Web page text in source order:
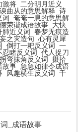
激将 二分明月近义
曲从的意思解释
诗
词
奄奄一息的意思解
荣谐成语故事 大快
肺近义词
春梦无痕造
之灾造句
心有灵犀
倒打一耙反义词
一
忍睹反义词
代人捉刀
拐弯抹角反义词
掇拾
故事 急急如律令成语
风趣横生反义词
千
_成语故事